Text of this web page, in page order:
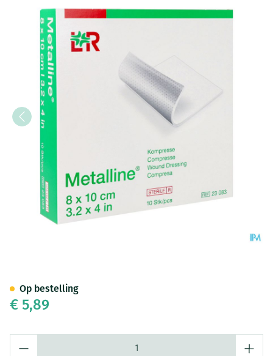
€ 5,89
Op bestelling